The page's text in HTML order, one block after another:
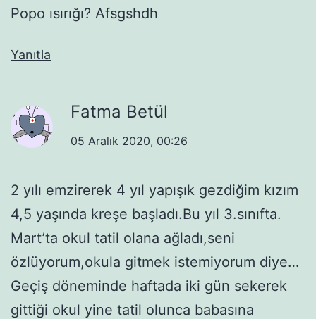
Popo ısırığı? Afsgshdh
Yanıtla
Fatma Betül
05 Aralık 2020, 00:26
2 yılı emzirerek 4 yıl yapışık gezdiğim kızım
4,5 yaşında kreşe başladı.Bu yıl 3.sınıfta.
Mart’ta okul tatil olana ağladı,seni
özlüyorum,okula gitmek istemiyorum diye…
Geçiş döneminde haftada iki gün sekerek
gittiği okul yine tatil olunca babasına